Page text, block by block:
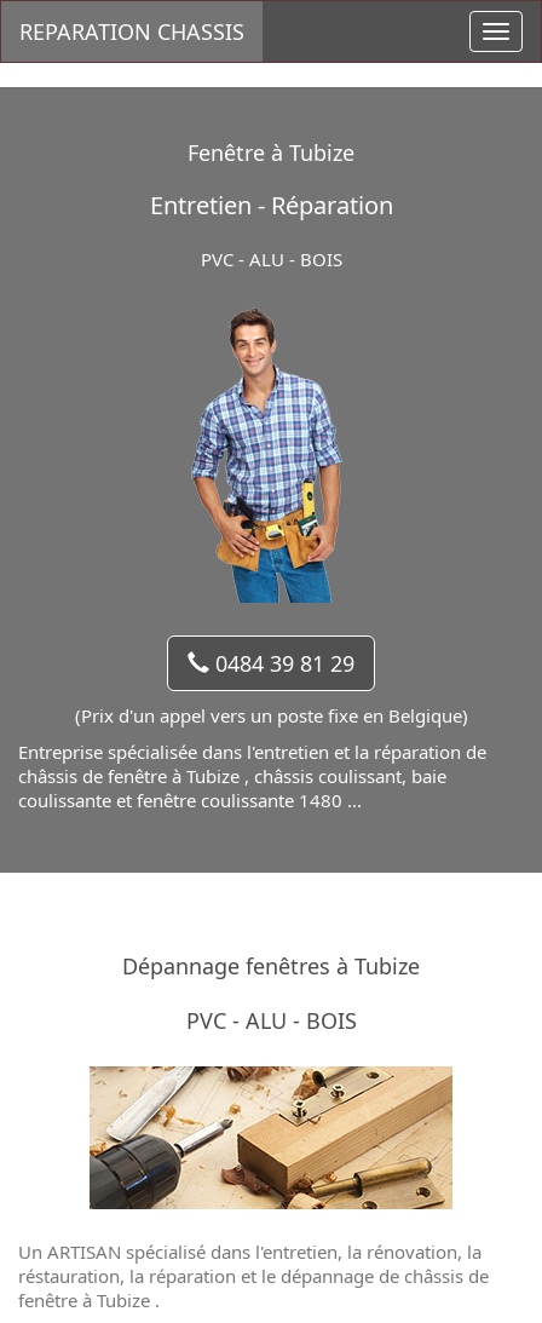
REPARATION CHASSIS
Fenêtre à Tubize
Entretien - Réparation
PVC - ALU - BOIS
0484 39 81 29
(Prix d'un appel vers un poste fixe en Belgique)
Entreprise spécialisée dans l'entretien et la réparation de
châssis de fenêtre à Tubize , châssis coulissant, baie
coulissante et fenêtre coulissante 1480 ...
Dépannage fenêtres à Tubize
PVC - ALU - BOIS
Un ARTISAN spécialisé dans l'entretien, la rénovation, la
réstauration, la réparation et le dépannage de châssis de
fenêtre à Tubize .